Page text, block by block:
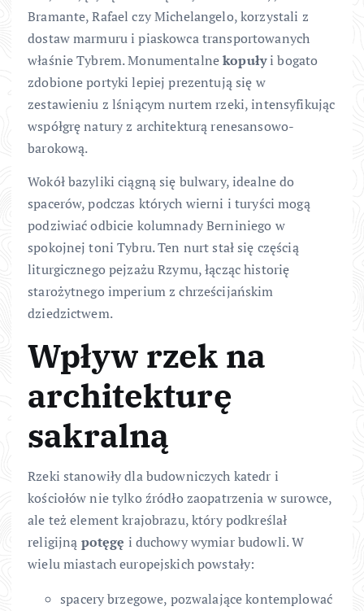
Bramante, Rafael czy Michelangelo, korzystali z
dostaw marmuru i piaskowca transportowanych
właśnie Tybrem. Monumentalnekopułyi bogato
zdobione portyki lepiej prezentują się w
zestawieniu z lśniącym nurtem rzeki, intensyfikując
współgrę natury z architekturą renesansowo-
barokową.
Wokół bazyliki ciągną się bulwary, idealne do
spacerów, podczas których wierni i turyści mogą
podziwiać odbicie kolumnady Berniniego w
spokojnej toni Tybru. Ten nurt stał się częścią
liturgicznego pejzażu Rzymu, łącząc historię
starożytnego imperium z chrześcijańskim
dziedzictwem.
Wpływ rzek na
architekturę
sakralną
Rzeki stanowiły dla budowniczych katedr i
kościołów nie tylko źródło zaopatrzenia w surowce,
ale też element krajobrazu, który podkreślał
religijną potęgę i duchowy wymiar budowli. W
wielu miastach europejskich powstały:
spacery brzegowe, pozwalające kontemplować